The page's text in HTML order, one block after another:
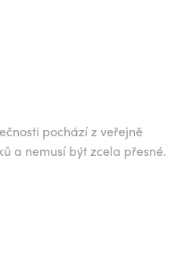
pochází z veřejně
a nemusí být zcela přesné.